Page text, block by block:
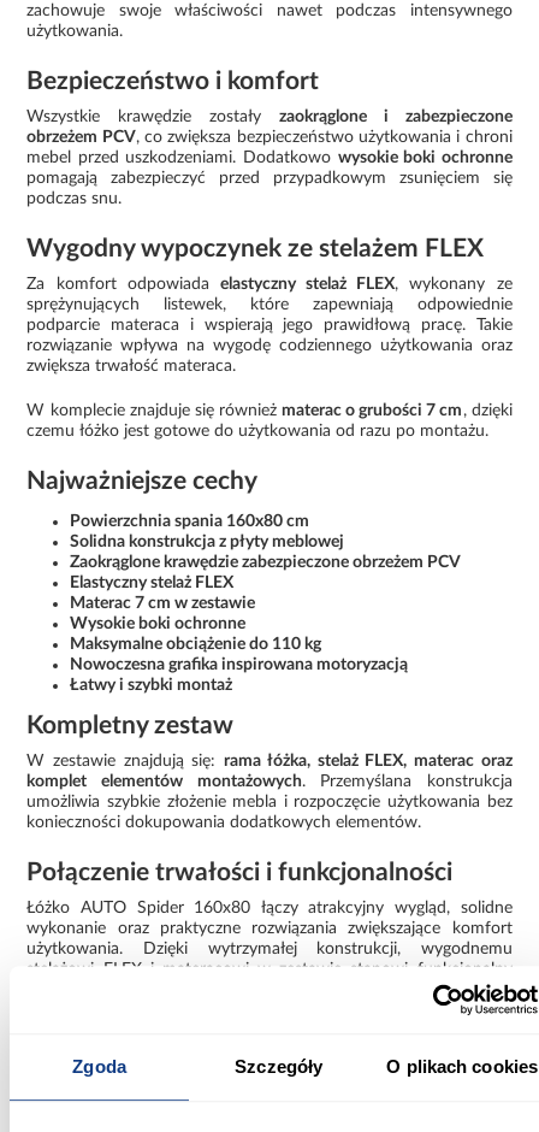
Zgoda Szczegóły O plikach cookies
zachowuje swoje właściwości nawet podczas intensywnego
użytkowania.
Bezpieczeństwo i komfort
Wszystkie krawędzie zostały zaokrąglone i zabezpieczone
obrzeżem PCV, co zwiększa bezpieczeństwo użytkowania i chroni
mebel przed uszkodzeniami. Dodatkowo wysokie boki ochronne
pomagają zabezpieczyć przed przypadkowym zsunięciem się
podczas snu.
Wygodny wypoczynek ze stelażem FLEX
Za komfort odpowiada elastyczny stelaż FLEX, wykonany ze
sprężynujących listewek, które zapewniają odpowiednie
podparcie materaca i wspierają jego prawidłową pracę. Takie
rozwiązanie wpływa na wygodę codziennego użytkowania oraz
zwiększa trwałość materaca.
W komplecie znajduje się również materac o grubości 7 cm , dzięki
czemu łóżko jest gotowe do użytkowania od razu po montażu.
Najważniejsze cechy
Powierzchnia spania 160x80 cm
Solidna konstrukcja z płyty meblowej
Zaokrąglone krawędzie zabezpieczone obrzeżem PCV
Elastyczny stelaż FLEX
Materac 7 cm w zestawie
Wysokie boki ochronne
Maksymalne obciążenie do 110 kg
Nowoczesna grafika inspirowana motoryzacją
Łatwy i szybki montaż
Kompletny zestaw
W zestawie znajdują się: rama łóżka, stelaż FLEX, materac oraz
komplet elementów montażowych. Przemyślana konstrukcja
umożliwia szybkie złożenie mebla i rozpoczęcie użytkowania bez
konieczności dokupowania dodatkowych elementów.
Połączenie trwałości i funkcjonalności
Łóżko AUTO Spider 160x80 łączy atrakcyjny wygląd, solidne
wykonanie oraz praktyczne rozwiązania zwiększające komfort
użytkowania. Dzięki wytrzymałej konstrukcji, wygodnemu
stelażowi FLEX i materacowi w zestawie stanowi funkcjonalny
mebel przeznaczony do codziennego użytkowania przez wiele lat.